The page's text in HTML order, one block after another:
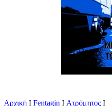
Αρχική Ι Fentagin I Ατρόμητος Ι